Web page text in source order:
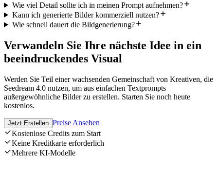
Wie viel Detail sollte ich in meinen Prompt aufnehmen?
Kann ich generierte Bilder kommerziell nutzen?
Wie schnell dauert die Bildgenerierung?
Verwandeln Sie Ihre nächste Idee in ein
beeindruckendes Visual
Werden Sie Teil einer wachsenden Gemeinschaft von Kreativen, die
Seedream 4.0 nutzen, um aus einfachen Textprompts
außergewöhnliche Bilder zu erstellen. Starten Sie noch heute
kostenlos.
Jetzt Erstellen Preise Ansehen
Kostenlose Credits zum Start
Keine Kreditkarte erforderlich
Mehrere KI-Modelle